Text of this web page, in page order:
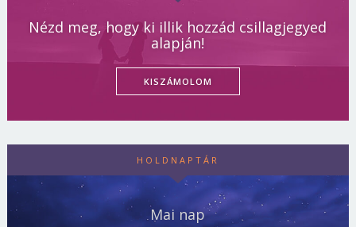
Nézd meg, hogy ki illik hozzád csillagjegyed
alapján!
KISZÁMOLOM
HOLDNAPTÁR
Mai nap